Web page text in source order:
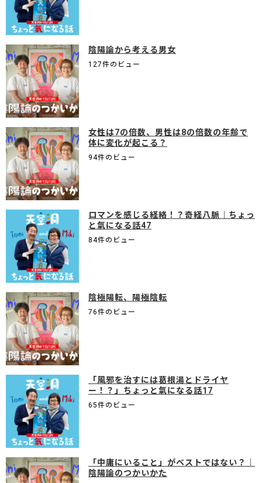
陰陽論から考える男女
127件のビュー
女性は7の倍数、男性は8の倍数の年齢で
体に変化が起こる？
94件のビュー
ロマンを感じる経絡！？奇経八脈｜ちょっ
と氣になる話47
84件のビュー
陰極陽転、陽極陰転
76件のビュー
「風邪を治すには葛根湯とドライヤ
ー！？」ちょっと氣になる話17
65件のビュー
「中庸にいること」がベストではない？｜
陰陽論のつかいかた